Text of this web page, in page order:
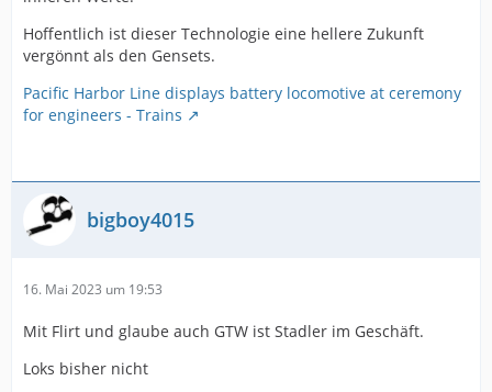
Hoffentlich ist dieser Technologie eine hellere Zukunft
vergönnt als den Gensets.
Pacific Harbor Line displays battery locomotive at ceremony
for engineers - Trains
bigboy4015
16. Mai 2023 um 19:53
Mit Flirt und glaube auch GTW ist Stadler im Geschäft.
Loks bisher nicht